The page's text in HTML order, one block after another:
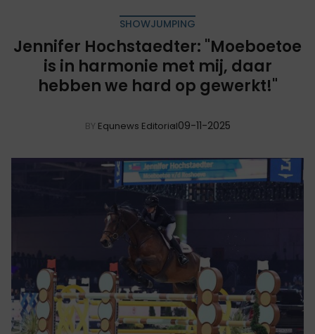
SHOWJUMPING
Jennifer Hochstaedter: "Moeboetoe
is in harmonie met mij, daar
hebben we hard op gewerkt!"
BY Equnews Editorial09-11-2025